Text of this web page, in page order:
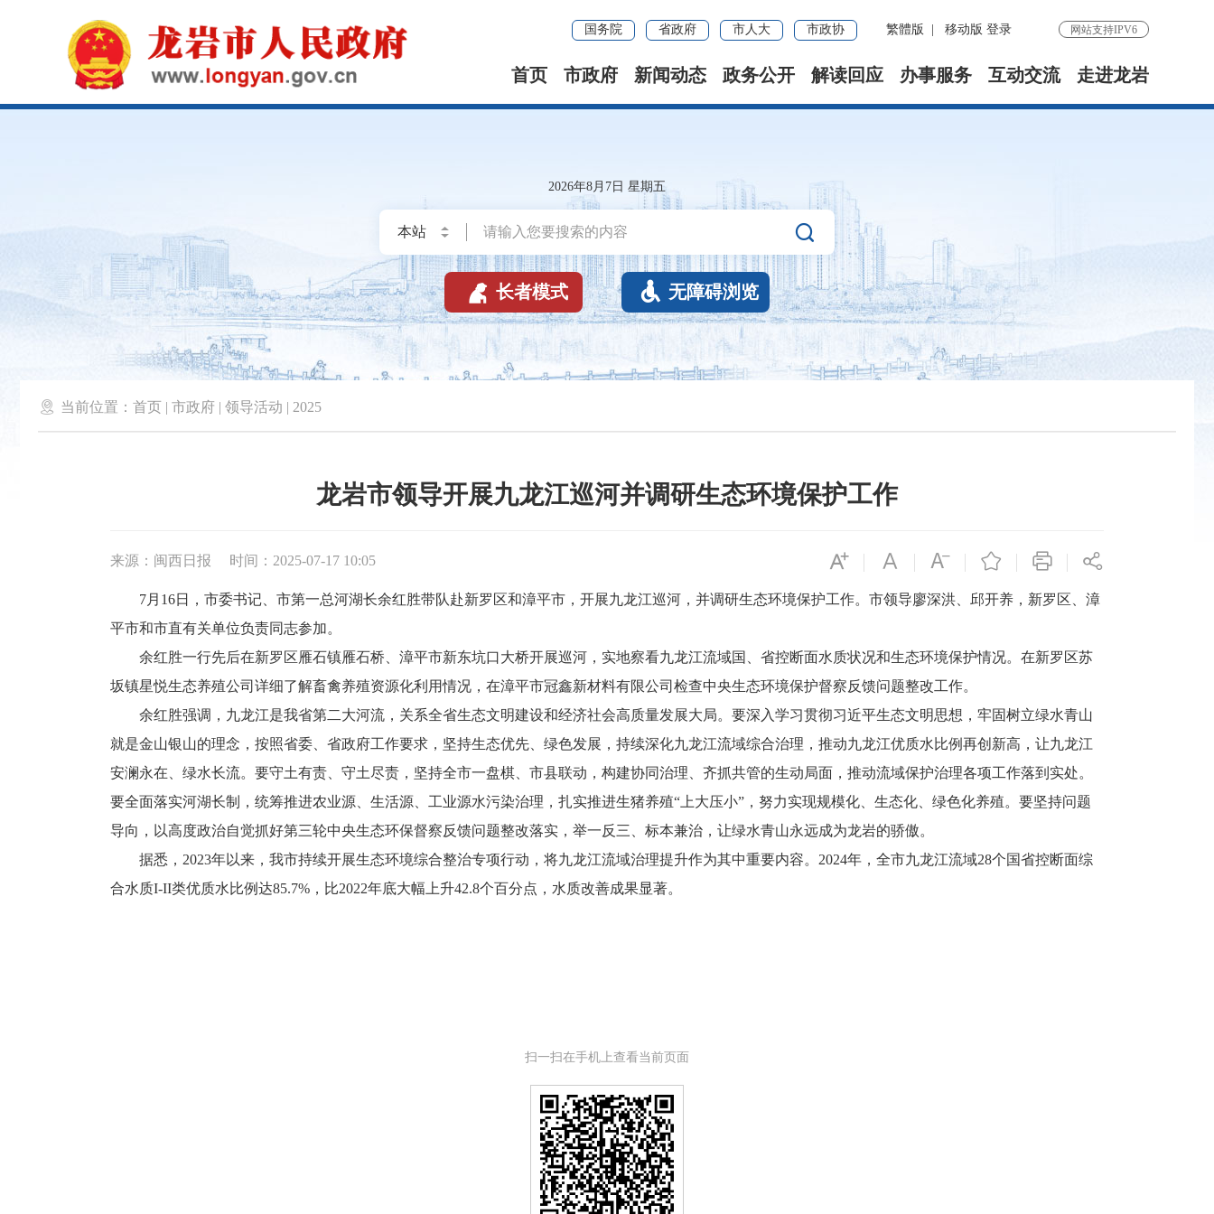
国务院 省政府 市人大 市政协 繁體版 移动版 登录 网站支持IPV6
首页 市政府 新闻动态 政务公开 解读回应 办事服务 互动交流 走进龙岩
2026年8月7日 星期五

 长者模式  无障碍浏览
 当前位置： 首页 | 市政府 | 领导活动 | 2025
龙岩市领导开展九龙江巡河并调研生态环境保护工作
来源：闽西日报 时间：2025-07-17 10:05
7月16日，市委书记、市第一总河湖长余红胜带队赴新罗区和漳平市，开展九龙江巡河，并调研生态环境保护工作。市领导廖深洪、邱开养，新罗区、漳
平市和市直有关单位负责同志参加。
余红胜一行先后在新罗区雁石镇雁石桥、漳平市新东坑口大桥开展巡河，实地察看九龙江流域国、省控断面水质状况和生态环境保护情况。在新罗区苏
坂镇星悦生态养殖公司详细了解畜禽养殖资源化利用情况，在漳平市冠鑫新材料有限公司检查中央生态环境保护督察反馈问题整改工作。
余红胜强调，九龙江是我省第二大河流，关系全省生态文明建设和经济社会高质量发展大局。要深入学习贯彻习近平生态文明思想，牢固树立绿水青山
就是金山银山的理念，按照省委、省政府工作要求，坚持生态优先、绿色发展，持续深化九龙江流域综合治理，推动九龙江优质水比例再创新高，让九龙江
安澜永在、绿水长流。要守土有责、守土尽责，坚持全市一盘棋、市县联动，构建协同治理、齐抓共管的生动局面，推动流域保护治理各项工作落到实处。
要全面落实河湖长制，统筹推进农业源、生活源、工业源水污染治理，扎实推进生猪养殖“上大压小”，努力实现规模化、生态化、绿色化养殖。要坚持问题
导向，以高度政治自觉抓好第三轮中央生态环保督察反馈问题整改落实，举一反三、标本兼治，让绿水青山永远成为龙岩的骄傲。
据悉，2023年以来，我市持续开展生态环境综合整治专项行动，将九龙江流域治理提升作为其中重要内容。2024年，全市九龙江流域28个国省控断面综
合水质I-II类优质水比例达85.7%，比2022年底大幅上升42.8个百分点，水质改善成果显著。
扫一扫在手机上查看当前页面